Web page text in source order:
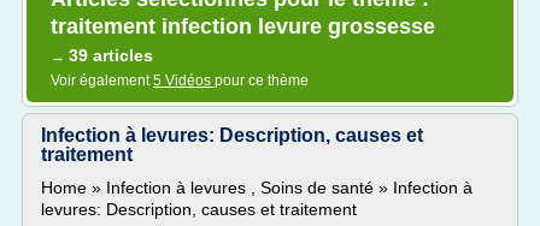
traitement infection levure grossesse
→ 39 articles
Voir également5 Vidéos pour ce thème
Infection à levures: Description, causes et
traitement
Home » Infection à levures , Soins de santé » Infection à
levures: Description, causes et traitement